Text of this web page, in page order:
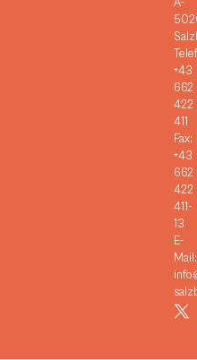
A-
+43
662
422
411
Fax:
+43
662
422
411-
13
E-
Mail: